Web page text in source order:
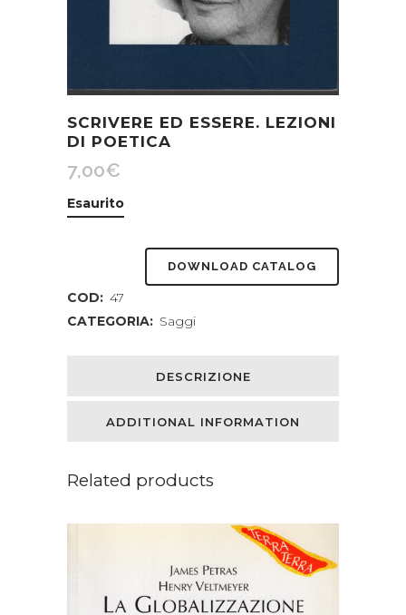
SCRIVERE ED ESSERE. LEZIONI
DI POETICA
7,00€
Esaurito
DOWNLOAD CATALOG
COD: 47
CATEGORIA: Saggi
DESCRIZIONE
ADDITIONAL INFORMATION
Related products